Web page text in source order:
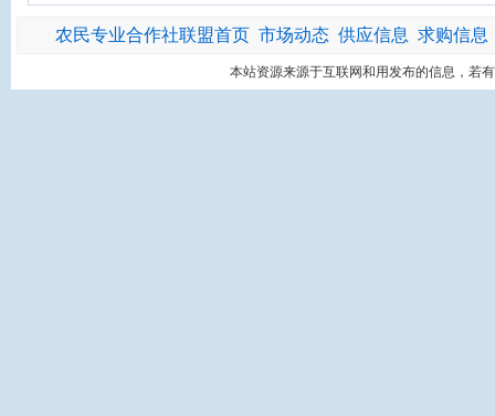
农民专业合作社联盟首页 市场动态 供应信息 求购信息
本站资源来源于互联网和用发布的信息，若